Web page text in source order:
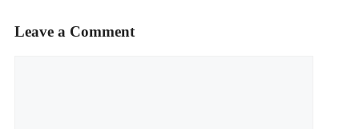
Leave a Comment